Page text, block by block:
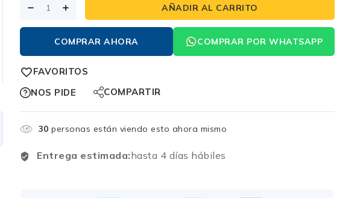
AÑADIR AL CARRITO
COMPRAR AHORA COMPRAR POR WHATSAPP
FAVORITOS
NOS PIDE
COMPARTIR
30 personas están viendo esto ahora mismo
Entrega estimada:hasta 4 días hábiles